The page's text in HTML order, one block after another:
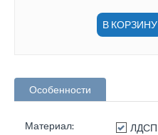
В КОРЗИНУ
Особенности
Материал: ЛДСП